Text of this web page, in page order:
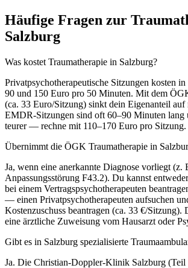
Häufige Fragen zur
Salzburg
Was kostet Traumatherapie in Salzburg?
Privatpsychotherapeutische Sitzungen kosten
90 und 150 Euro pro 50 Minuten. Mit dem
(ca. 33 Euro/Sitzung) sinkt dein Eigenanteil
EMDR-Sitzungen sind oft 60–90 Minuten lang
teurer — rechne mit 110–170 Euro pro Sitzung.
Übernimmt die ÖGK Traumatherapie in
Ja, wenn eine anerkannte Diagnose vorliegt (z.
Anpassungsstörung F43.2). Du kannst
bei einem Vertragspsychotherapeuten
— einen Privatpsychotherapeuten aufsuchen
Kostenzuschuss beantragen (ca. 33 €/Sitzung).
eine ärztliche Zuweisung vom Hausarzt oder
Gibt es in Salzburg spezialisierte
Ja. Die Christian-Doppler-Klinik Salzburg